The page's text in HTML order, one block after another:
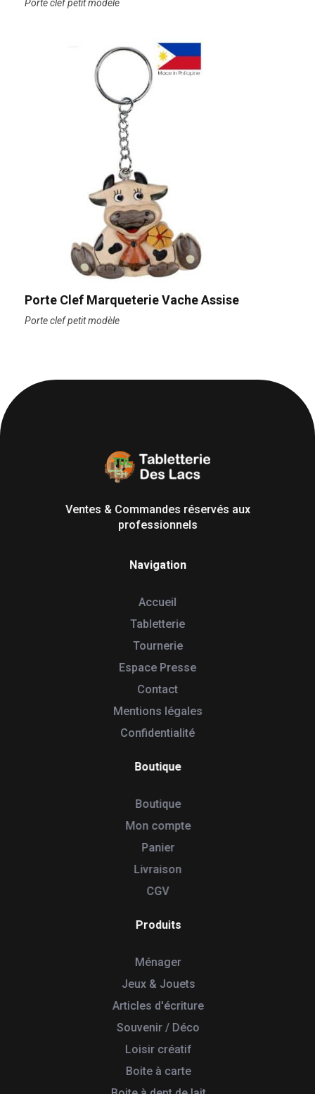
Porte clef petit modèle
Porte Clef Marqueterie Vache Assise
Porte clef petit modèle
Ventes & Commandes réservés aux
professionnels
Navigation
Accueil
Tabletterie
Tournerie
Espace Presse
Contact
Mentions légales
Confidentialité
Boutique
Boutique
Mon compte
Panier
Livraison
CGV
Produits
Ménager
Jeux & Jouets
Articles d'écriture
Souvenir / Déco
Loisir créatif
Boite à carte